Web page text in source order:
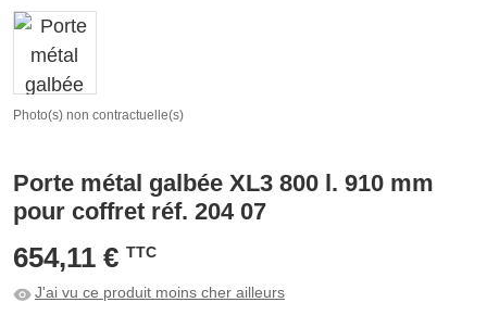
Photo(s) non contractuelle(s)
Porte métal galbée XL3 800 l. 910 mm
pour coffret réf. 204 07
654,11 € TTC
J'ai vu ce produit moins cher ailleurs